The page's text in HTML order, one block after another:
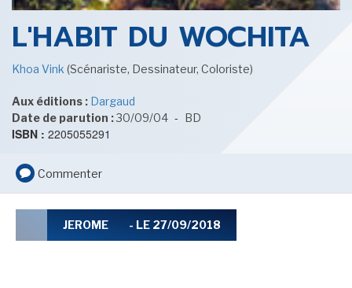
CINÉMA ET SÉRIES
LES ACTUALITÉS DE J.R.R. TOLKIEN
LE MOT DES ÉDITIONS ACTUSF
L'HABIT DU WOCHITA
Khoa Vink (Scénariste, Dessinateur, Coloriste)
Aux éditions : Dargaud
Date de parution :30/09/04 - BD
ISBN : 2205055291
Commenter
JEROME - LE 27/09/2018